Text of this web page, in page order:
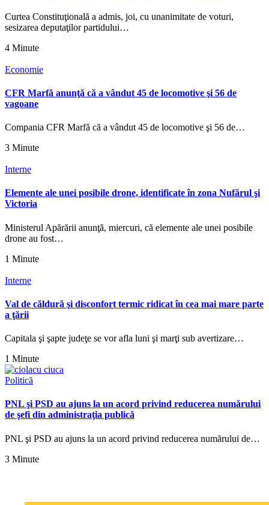
Curtea Constituţională a admis, joi, cu unanimitate de voturi,
sesizarea deputaţilor partidului…
4 Minute
Economie
CFR Marfă anunţă că a vândut 45 de locomotive şi 56 de
vagoane
Compania CFR Marfă că a vândut 45 de locomotive şi 56 de…
3 Minute
Interne
Elemente ale unei posibile drone, identificate în zona Nufărul şi
Victoria
Ministerul Apărării anunţă, miercuri, că elemente ale unei posibile
drone au fost…
1 Minute
Interne
Val de căldură şi disconfort termic ridicat în cea mai mare parte
a ţării
Capitala şi şapte judeţe se vor afla luni şi marţi sub avertizare…
1 Minute
Politică
PNL şi PSD au ajuns la un acord privind reducerea numărului
de şefi din administraţia publică
PNL şi PSD au ajuns la un acord privind reducerea numărului de…
3 Minute